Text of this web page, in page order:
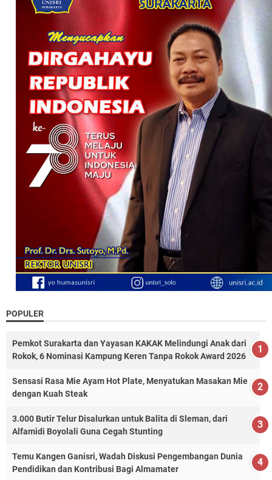
POPULER
Pemkot Surakarta dan Yayasan KAKAK Melindungi Anak dari
Rokok, 6 Nominasi Kampung Keren Tanpa Rokok Award 2026
Sensasi Rasa Mie Ayam Hot Plate, Menyatukan Masakan Mie
dengan Kuah Steak
3.000 Butir Telur Disalurkan untuk Balita di Sleman, dari
Alfamidi Boyolali Guna Cegah Stunting
Temu Kangen Ganisri, Wadah Diskusi Pengembangan Dunia
Pendidikan dan Kontribusi Bagi Almamater